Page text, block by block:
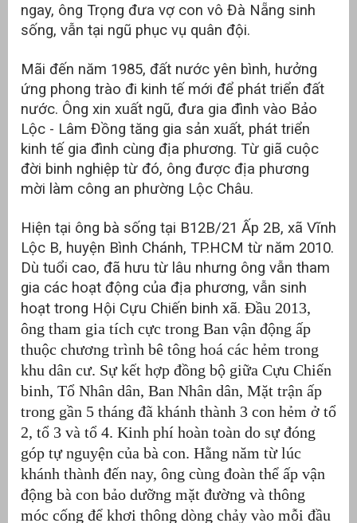
ngay, ông Trọng đưa vợ con vô Đà Nẵng sinh
sống, vẫn tại ngũ phục vụ quân đội.
Mãi đến năm 1985, đất nước yên bình, hưởng
ứng phong trào đi kinh tế mới để phát triển đất
nước. Ông xin xuất ngũ, đưa gia đình vào Bảo
Lộc - Lâm Đồng tăng gia sản xuất, phát triển
kinh tế gia đình cùng địa phương. Từ giã cuộc
đời binh nghiệp từ đó, ông được địa phương
mời làm công an phường Lộc Châu.
Hiện tại ông bà sống tại B12B/21 Ấp 2B, xã Vĩnh
Lộc B, huyện Bình Chánh, TP.HCM từ năm 2010.
Dù tuổi cao, đã hưu từ lâu nhưng ông vẫn tham
gia các hoạt động của địa phương, vẫn sinh
hoạt trong Hội Cựu Chiến binh xã. Đầu 2013,
ông tham gia tích cực trong Ban vận động ấp
thuộc chương trình bê tông hoá các hẻm trong
khu dân cư. Sự kết hợp đồng bộ giữa Cựu Chiến
binh, Tổ Nhân dân, Ban Nhân dân, Mặt trận ấp
trong gần 5 tháng đã khánh thành 3 con hẻm ở tổ
2, tổ 3 và tổ 4. Kinh phí hoàn toàn do sự đóng
góp tự nguyện của bà con. Hằng năm từ lúc
khánh thành đến nay, ông cùng đoàn thể ấp vận
động bà con bảo dưỡng mặt đường và thông
móc cống để khơi thông dòng chảy vào mỗi đầu